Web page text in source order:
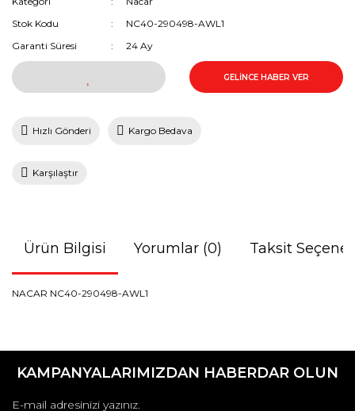
Stok Kodu
NC40-290498-AWL1
Garanti Süresi
24 Ay
GELİNCE HABER VER
Hızlı Gönderi Kargo Bedava
Karşılaştır
Ürün Bilgisi Yorumlar (0) Taksit
NACAR NC40-290498-AWL1
konularda yetersiz gördüğünüz noktaları öneri formunu
Görüş ve önerileriniz için teşekkür ederiz.
KAMPANYALARIMIZDAN HABERDAR OLUN